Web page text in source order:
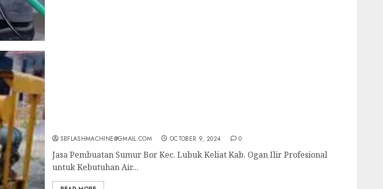
SBFLASHMACHINE@GMAIL.COM OCTOBER 9, 2024 0
Jasa Pembuatan Sumur Bor Kec. Lubuk Keliat Kab. Ogan Ilir Profesional
untuk Kebutuhan Air...